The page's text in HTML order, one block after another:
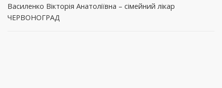
Василенко Вікторія Анатоліївна – сімейний лікар
ЧЕРВОНОГРАД